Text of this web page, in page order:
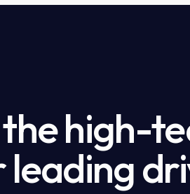
high-